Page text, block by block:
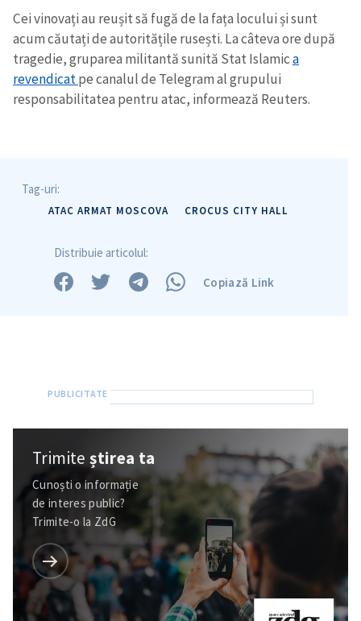
Trimite o informație
Despre ZdG
in English
на русском
Cei vinovați au reușit să fugă de la fața locului și sunt
acum căutați de autoritățile rusești. La câteva ore după
tragedie, gruparea militantă sunită Stat Islamica
revendicatpe canalul de Telegram al grupului
responsabilitatea pentru atac, informează Reuters.
Tag-uri:
ATAC ARMAT MOSCOVA CROCUS CITY HALL
Distribuie articolul:
Copiază Link
Trimiteștirea ta
Cunoști o informație
de interes public?
Trimite-o la ZdG